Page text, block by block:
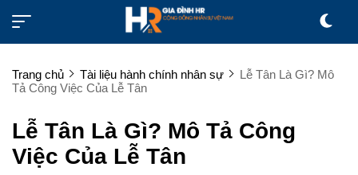
Trang chủ Tài liệu hành chính nhân sự
Lễ Tân Là Gì? Mô
Tả Công Việc Của Lễ Tân
Lễ Tân Là Gì? Mô Tả Công
Việc Của Lễ Tân